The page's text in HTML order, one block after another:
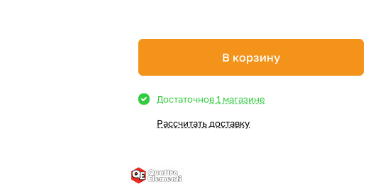
В корзину
Достаточнов 1 магазине
Рассчитать доставку